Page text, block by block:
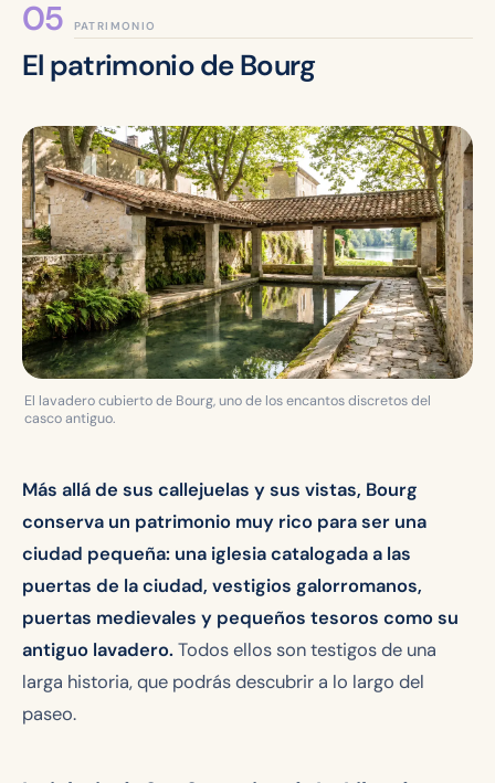
PATRIMONIO
El patrimonio de Bourg
El lavadero cubierto de Bourg, uno de los encantos discretos del
casco antiguo.
Más allá de sus callejuelas y sus vistas, Bourg
conserva un patrimonio muy rico para ser una
ciudad pequeña: una iglesia catalogada a las
puertas de la ciudad, vestigios galorromanos,
puertas medievales y pequeños tesoros como su
antiguo lavadero. Todos ellos son testigos de una
larga historia, que podrás descubrir a lo largo del
paseo.